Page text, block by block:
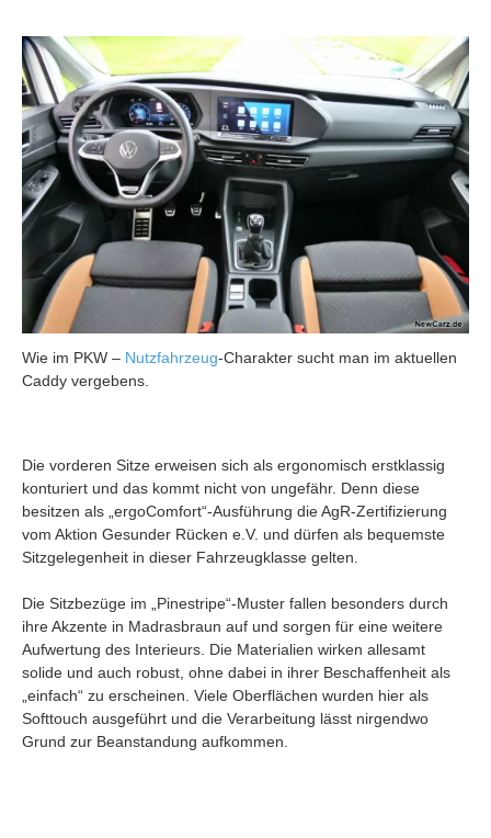
Wie im PKW – Nutzfahrzeug-Charakter sucht man im aktuellen
Caddy vergebens.
Die vorderen Sitze erweisen sich als ergonomisch erstklassig
konturiert und das kommt nicht von ungefähr. Denn diese
besitzen als „ergoComfort“-Ausführung die AgR-Zertifizierung
vom Aktion Gesunder Rücken e.V. und dürfen als bequemste
Sitzgelegenheit in dieser Fahrzeugklasse gelten.
Die Sitzbezüge im „Pinestripe“-Muster fallen besonders durch
ihre Akzente in Madrasbraun auf und sorgen für eine weitere
Aufwertung des Interieurs. Die Materialien wirken allesamt
solide und auch robust, ohne dabei in ihrer Beschaffenheit als
„einfach“ zu erscheinen. Viele Oberflächen wurden hier als
Softtouch ausgeführt und die Verarbeitung lässt nirgendwo
Grund zur Beanstandung aufkommen.